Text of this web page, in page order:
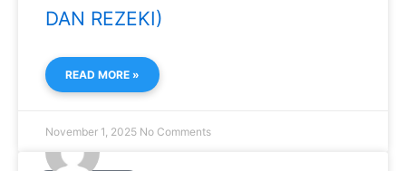
DAN REZEKI)
READ MORE »
November 1, 2025 No Comments